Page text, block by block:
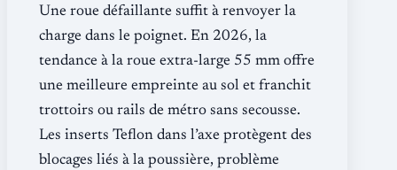
Une roue défaillante suffit à renvoyer la
charge dans le poignet. En 2026, la
tendance à la roue extra-large 55 mm offre
une meilleure empreinte au sol et franchit
trottoirs ou rails de métro sans secousse.
Les inserts Teflon dans l’axe protègent des
blocages liés à la poussière, problème